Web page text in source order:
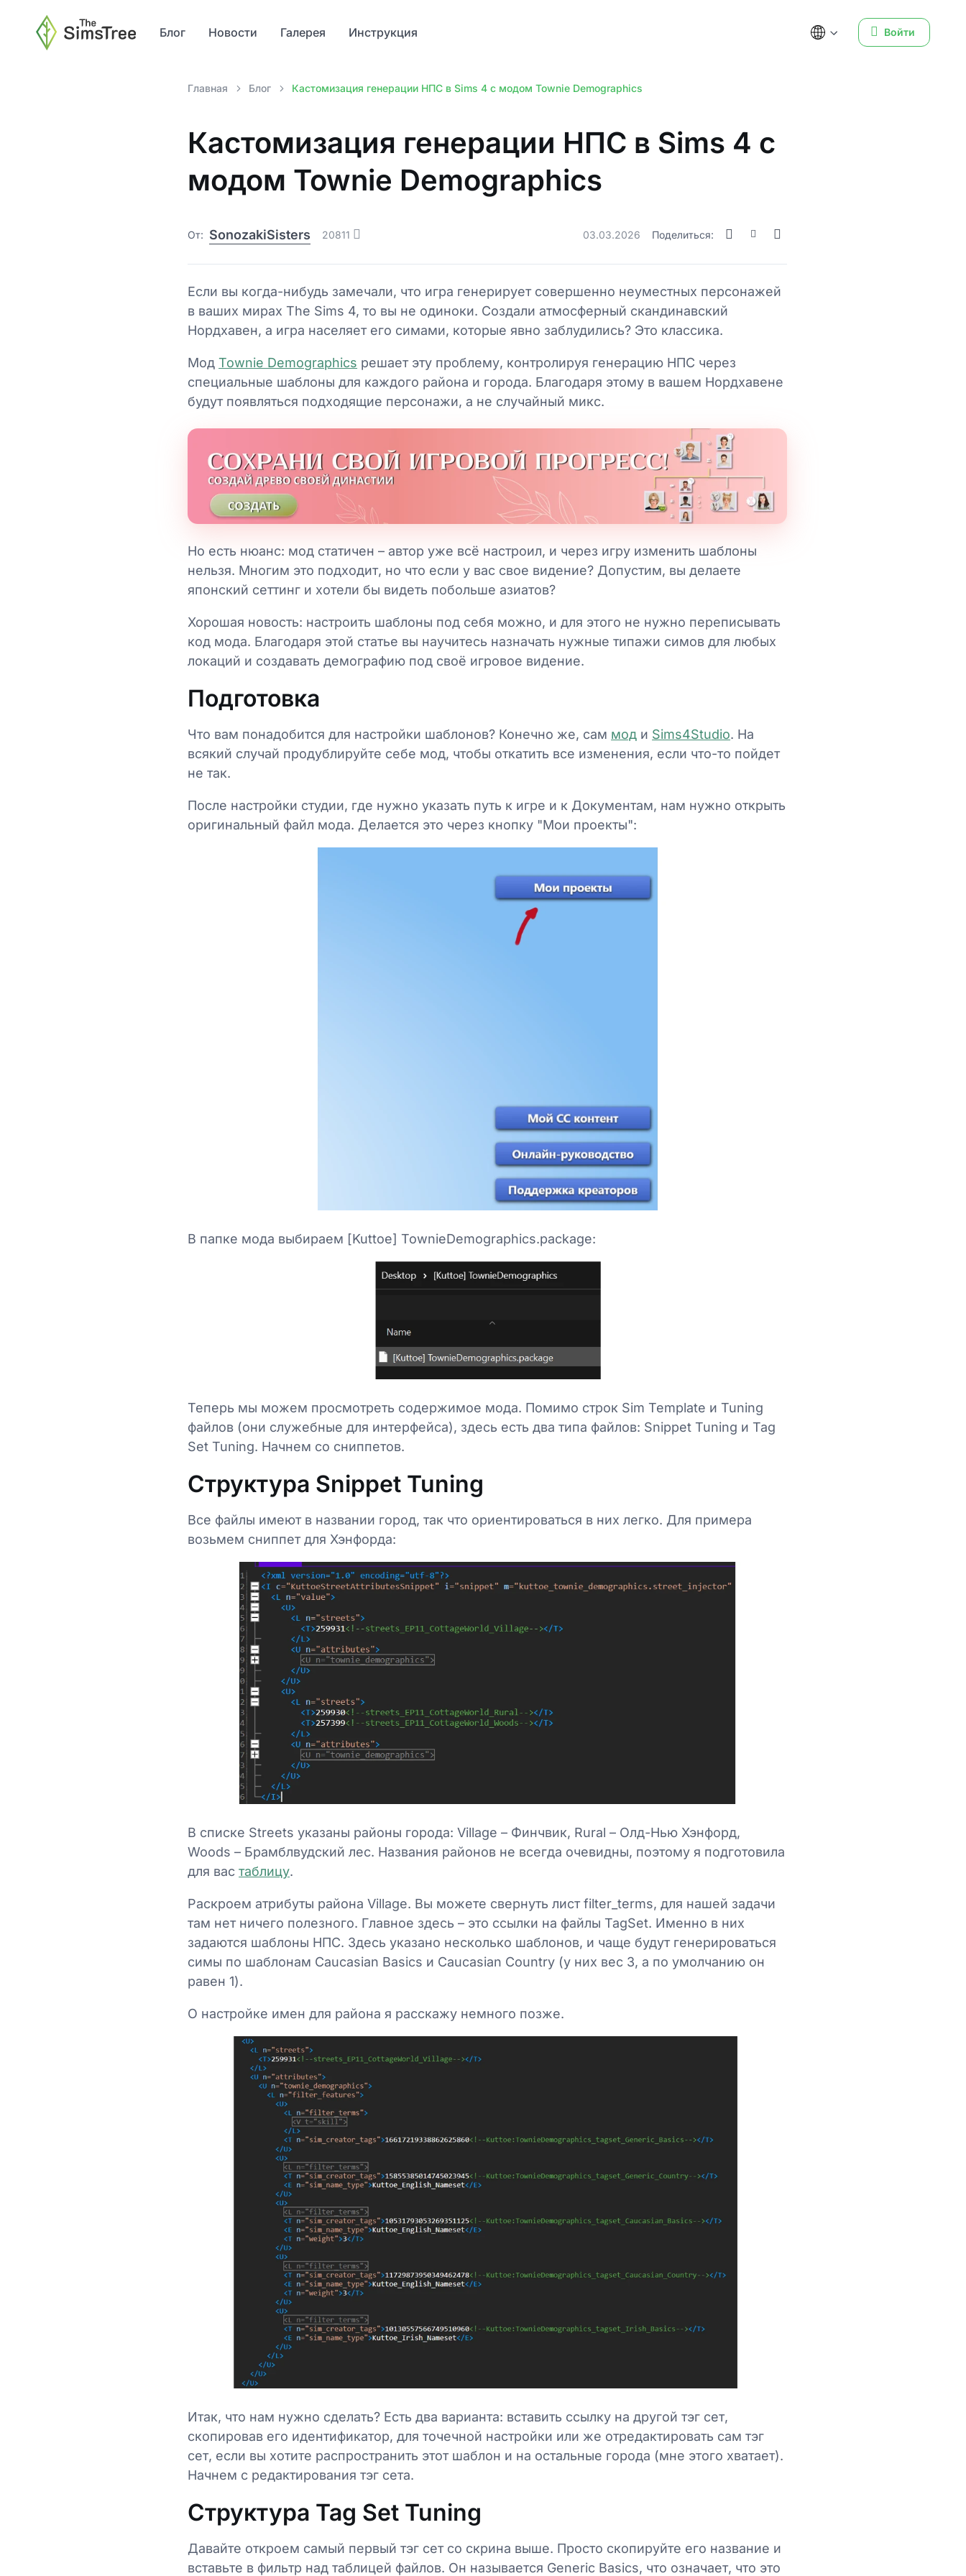
Войти
Блог Новости Галерея Инструкция
Главная Блог Кастомизация генерации НПС в Sims 4 с модом Townie Demographics
Кастомизация генерации НПС в Sims 4 с
модом Townie Demographics
От: SonozakiSisters 20811 03.03.2026 Поделиться:
Если вы когда-нибудь замечали, что игра генерирует совершенно неуместных персонажей
в ваших мирах The Sims 4, то вы не одиноки. Создали атмосферный скандинавский
Нордхавен, а игра населяет его симами, которые явно заблудились? Это классика.
МодTownie Demographics решает эту проблему, контролируя генерацию НПС через
специальные шаблоны для каждого района и города. Благодаря этому в вашем Нордхавене
будут появляться подходящие персонажи, а не случайный микс.
Но есть нюанс: мод статичен – автор уже всё настроил, и через игру изменить шаблоны
нельзя. Многим это подходит, но что если у вас свое видение? Допустим, вы делаете
японский сеттинг и хотели бы видеть побольше азиатов?
Хорошая новость: настроить шаблоны под себя можно, и для этого не нужно переписывать
код мода. Благодаря этой статье вы научитесь назначать нужные типажи симов для любых
локаций и создавать демографию под своё игровое видение.
Подготовка
Что вам понадобится для настройки шаблонов? Конечно же, сам мод и Sims4Studio. На
всякий случай продублируйте себе мод, чтобы откатить все изменения, если что-то пойдет
не так.
После настройки студии, где нужно указать путь к игре и к Документам, нам нужно открыть
оригинальный файл мода. Делается это через кнопку "Мои проекты":
В папке мода выбираем [Kuttoe] TownieDemographics.package:
Теперь мы можем просмотреть содержимое мода. Помимо строк Sim Template и Tuning
файлов (они служебные для интерфейса), здесь есть два типа файлов: Snippet Tuning и Tag
Set Tuning. Начнем со сниппетов.
Структура Snippet Tuning
Все файлы имеют в названии город, так что ориентироваться в них легко. Для примера
возьмем сниппет для Хэнфорда:
В списке Streets указаны районы города: Village – Финчвик, Rural – Олд-Нью Хэнфорд,
Woods – Брамблвудский лес. Названия районов не всегда очевидны, поэтому я подготовила
для вастаблицу.
Раскроем атрибуты района Village. Вы можете свернуть лист filter_terms, для нашей задачи
там нет ничего полезного. Главное здесь – это ссылки на файлы TagSet. Именно в них
задаются шаблоны НПС. Здесь указано несколько шаблонов, и чаще будут генерироваться
симы по шаблонам Caucasian Basics и Caucasian Country (у них вес 3, а по умолчанию он
равен 1).
О настройке имен для района я расскажу немного позже.
Итак, что нам нужно сделать? Есть два варианта: вставить ссылку на другой тэг сет,
скопировав его идентификатор, для точечной настройки или же отредактировать сам тэг
сет, если вы хотите распространить этот шаблон и на остальные города (мне этого хватает).
Начнем с редактирования тэг сета.
Структура Tag Set Tuning
Давайте откроем самый первый тэг сет со скрина выше. Просто скопируйте его название и
вставьте в фильтр над таблицей файлов. Он называется Generic Basics, что означает, что это